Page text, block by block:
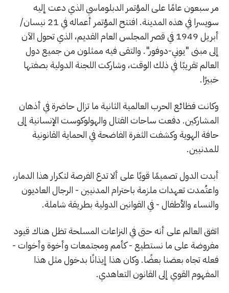
مر سبعون عامًا على المؤتمر الدبلوماسي الذي دعت إليه
سويسرا في هذه المدينة. افتتح المؤتمر أعماله في 21 نيسان/
أبريل 1949 في قصر المجلس العام القديم، الذي تحول الآن
إلى مبنى "يوني-دوفور". والتقى فيه ممثلون من جميع دول
العالم تقريبًا في ذلك الوقت، وشاركت اللجنة الدولية بصفتها
خبيرًا.
وكانت فظائع الحرب العالمية الثانية ما تزال حاضرة في أذهان
المشاركين. دفعت ساحات القتال والهولوكوست الإنسانية إلى
حافة الهوية وكشفت الثغرة الفاضحة في الحماية القانونية
للمدنيين.
أبدت الدول تصميمًا قويًا على ألا تدع الفرصة لتكرار هذا الدمار،
واعتُمدت تعهدات ملزمة باحترام المدنيين - الرجال العاديون
والنساء والأطفال - في القوانين الدولية بطريقة شاملة.
اتفق العالم على أنه حتى في النزاعات المسلحة تظل هناك قيود
مفروضة على ما نستطيع - كأمم ومجتمعات وأخوة وأخوات -
فعله تجاه بعضنا بعضًا. وكان هذا إيذانًا بدخول مثل هذا
المفهوم القوي إلى القانون التعاهدي.